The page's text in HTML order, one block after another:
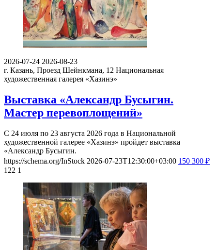
2026-07-24 2026-08-23
г. Казань, Проезд Шейнкмана, 12 Национальная
художественная галерея «Хазинэ»
Выставка «Александр Бусыгин.
Мастер перевоплощений»
С 24 июля по 23 августа 2026 года в Национальной
художественной галерее «Хазинэ» пройдет выставка
«Александр Бусыгин.
https://schema.org/InStock 2026-07-23T12:30:00+03:00 150 300 ₽
122 1